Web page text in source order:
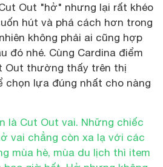
Out "hở" nhưng lại rất khéo
hút và phá cách hơn trong
không phải ai cũng hợp
đó nhé. Cùng Cardina điểm
Out thường thấy trên thị
lựa đúng nhất cho nàng